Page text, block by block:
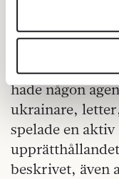
sociala medier och
även sådana
enhet till de sociala
som vi samarbetar
informationen med
tillhandahållit eller
deras tjänster.
Om du vill läsa mer
du göra dethär.
plan är samma
del skriver han
Sovjetunionen
om endast den
hade någon
ukrainare,
spelade en
beskrivet, även